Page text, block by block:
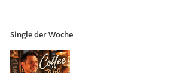
Single der Woche